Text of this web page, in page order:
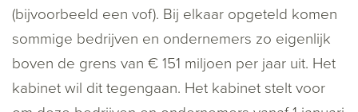
(bijvoorbeeld een vof). Bij elkaar opgeteld komen
sommige bedrijven en ondernemers zo eigenlijk
boven de grens van € 151 miljoen per jaar uit. Het
kabinet wil dit tegengaan. Het kabinet stelt voor